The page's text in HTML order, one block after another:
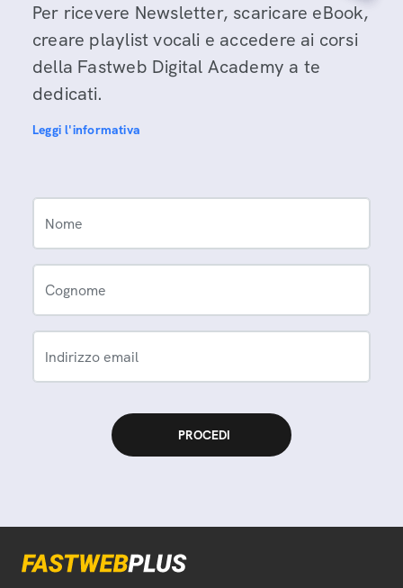
Per ricevere Newsletter, scaricare eBook,
creare playlist vocali e accedere ai corsi
della Fastweb Digital Academy a te
dedicati.
Leggi l'informativa
Nome
Cognome
Indirizzo email